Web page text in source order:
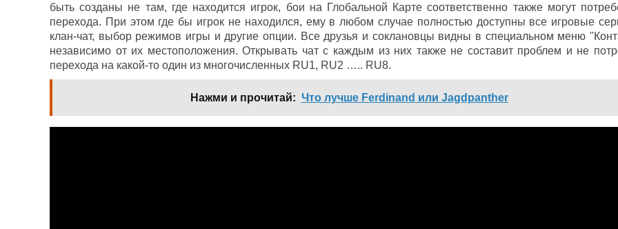
быть созданы не там, где находится игрок, бои на Глобальной Карте соответственно также могут
перехода. При этом где бы игрок не находился, ему в любом случае полностью доступны все игровые
клан-чат, выбор режимов игры и другие опции. Все друзья и соклановцы видны в специальном меню
независимо от их местоположения. Открывать чат с каждым из них также не составит проблем и не
перехода на какой-то один из многочисленных RU1, RU2 ….. RU8.
Нажми и прочитай: Что лучше Ferdinand или Jagdpanther